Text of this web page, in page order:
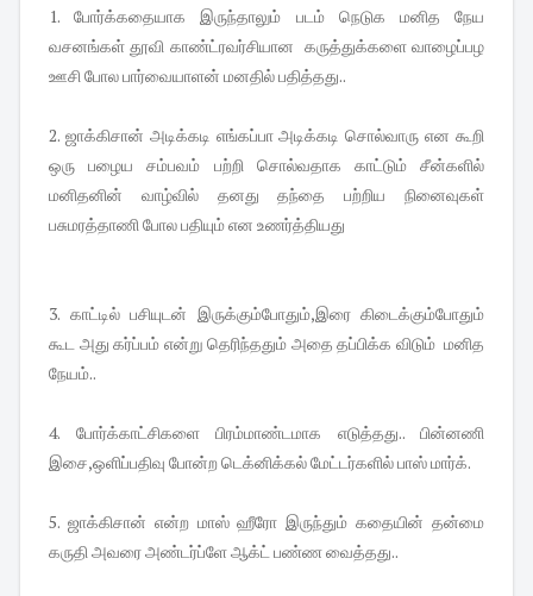
1. போர்க்கதையாக இருந்தாலும் படம் நெடுக மனித நேய
வசனங்கள் தூவி காண்ட்ரவர்சியான கருத்துக்களை வாழைப்பழ
ஊசி போல பார்வையாளன் மனதில் பதித்தது..
2. ஜாக்கிசான் அடிக்கடி எங்கப்பா அடிக்கடி சொல்வாரு என கூறி
ஒரு பழைய சம்பவம் பற்றி சொல்வதாக காட்டும் சீன்களில்
மனிதனின் வாழ்வில் தனது தந்தை பற்றிய நினைவுகள்
பசுமரத்தாணி போல பதியும் என உணர்த்தியது
3. காட்டில் பசியுடன் இருக்கும்போதும்,இரை கிடைக்கும்போதும்
கூட அது கர்ப்பம் என்று தெரிந்ததும் அதை தப்பிக்க விடும் மனித
நேயம்..
4. போர்க்காட்சிகளை பிரம்மாண்டமாக எடுத்தது.. பின்னணி
இசை,ஒளிப்பதிவு போன்ற டெக்னிக்கல் மேட்டர்களில் பாஸ் மார்க்.
5. ஜாக்கிசான் என்ற மாஸ் ஹீரோ இருந்தும் கதையின் தன்மை
கருதி அவரை அண்டர்ப்ளே ஆக்ட் பண்ண வைத்தது..